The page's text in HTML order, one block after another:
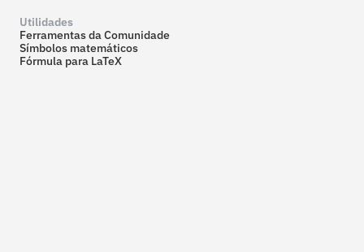
Utilidades
Ferramentas da Comunidade
Símbolos matemáticos
Fórmula para LaTeX